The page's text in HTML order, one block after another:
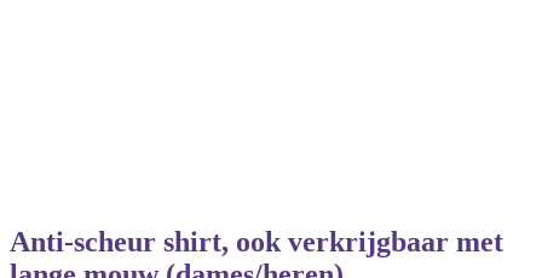
Anti-scheur shirt, ook verkrijgbaar met